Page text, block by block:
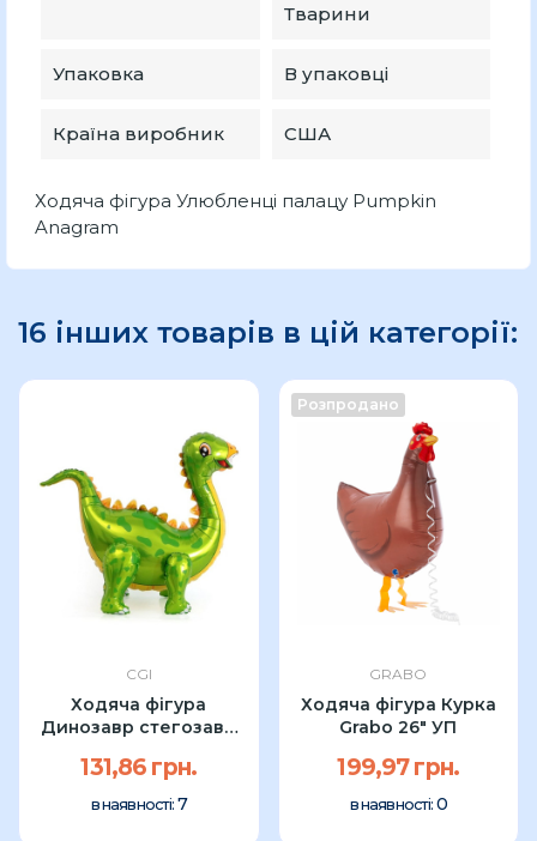
Тварини
Упаковка В упаковці
Країна виробник США
Ходяча фігура Улюбленці палацу Pumpkin
Anagram
16 інших товарів в цій категорії:
CGI
Ходяча фігура
Динозавр стегозавр
131,86 грн.
в наявності: 7
Розпродано
GRABO
Ходяча фігура Курка
Grabo 26" УП
199,97 грн.
в наявності: 0